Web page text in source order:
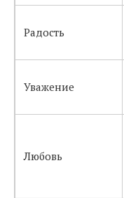
Радость
Уважение
Любовь